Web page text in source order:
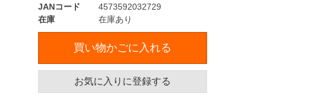
JANコード
4573592032729
在庫
在庫あり
買い物かごに入れる
お気に入りに登録する